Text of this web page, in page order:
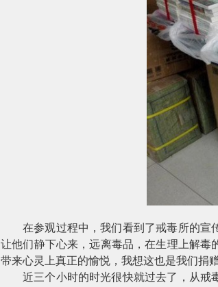
在参观过程中，我们看到 了戒毒所的宣
让他们静下心来，远离毒品，在生理上解毒
带来心灵上真正的愉悦，我想这也是我们捐
近三个小时的时光很快就过去了，从戒